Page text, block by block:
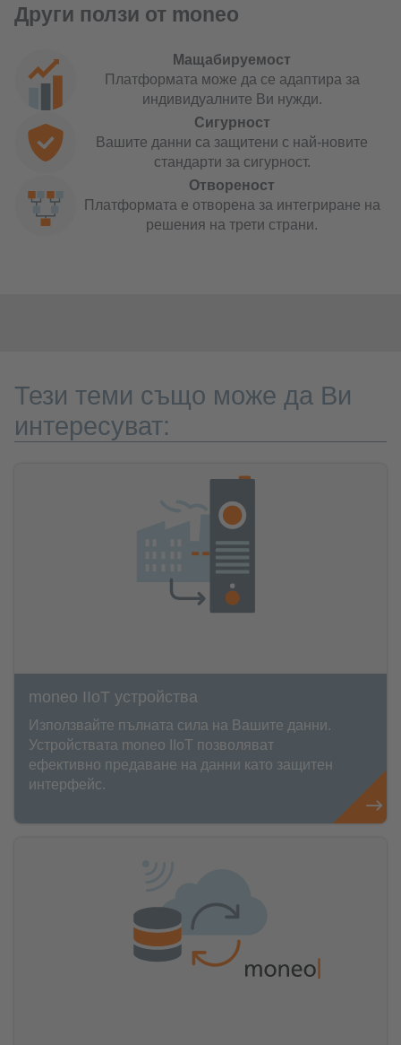
Други ползи от moneo
Мащабируемост
Платформата може да се адаптира за
индивидуалните Ви нужди.
Сигурност
Вашите данни са защитени с най-новите
стандарти за сигурност.
Отвореност
Платформата е отворена за интегриране на
решения на трети страни.
Тези теми също може да Ви
интересуват:
moneo IIoT устройства
Използвайте пълната сила на Вашите данни.
Устройствата moneo IIoT позволяват
ефективно предаване на данни като защитен
интерфейс.